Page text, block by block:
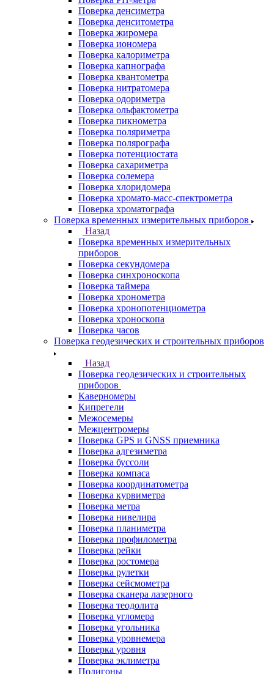
Поверка денсиметра
Поверка денситометра
Поверка жиромера
Поверка иономера
Поверка калориметра
Поверка капнографа
Поверка квантометра
Поверка нитратомера
Поверка одориметра
Поверка ольфактометра
Поверка пикнометра
Поверка поляриметра
Поверка полярографа
Поверка потенциостата
Поверка сахариметра
Поверка солемера
Поверка хлоридомера
Поверка хромато-масс-спектрометра
Поверка хроматографа
Поверка временных измерительных приборов
Назад
Поверка временных измерительных
приборов
Поверка секундомера
Поверка синхроноскопа
Поверка таймера
Поверка хронометра
Поверка хронопотенциометра
Поверка хроноскопа
Поверка часов
Поверка геодезических и строительных приборов
Назад
Поверка геодезических и строительных
приборов
Каверномеры
Кипрегели
Межосемеры
Межцентромеры
Поверка GPS и GNSS приемника
Поверка адгезиметра
Поверка буссоли
Поверка компаса
Поверка координатометра
Поверка курвиметра
Поверка метра
Поверка нивелира
Поверка планиметра
Поверка профилометра
Поверка рейки
Поверка ростомера
Поверка рулетки
Поверка сейсмометра
Поверка сканера лазерного
Поверка теодолита
Поверка угломера
Поверка угольника
Поверка уровнемера
Поверка уровня
Поверка эклиметра
Полигоны